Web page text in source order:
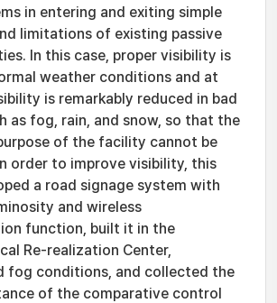
in entering and exiting simple
limitations of existing passive
In this case, proper visibility is
weather conditions and at
is remarkably reduced in bad
as fog, rain, and snow, so that the
of the facility cannot be
order to improve visibility, this
a road signage system with
and wireless
function, built it in the
Re-realization Center,
fog conditions, and collected the
of the comparative control